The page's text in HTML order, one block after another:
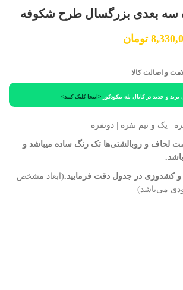
سه بعدی بزرگسال طرح شکوفه
تومان
و اصالت کالا
و جدید در کانال بله نیکودکور <اینجا کلیک کنید>
| یک و نیم نفره | دونفره
لحاف و روبالشتی‌ها تک رنگ ساده میباشد و
و کشدوزی در جدول دقت فرمایید.(ابعاد مشخص
می‌باشد)